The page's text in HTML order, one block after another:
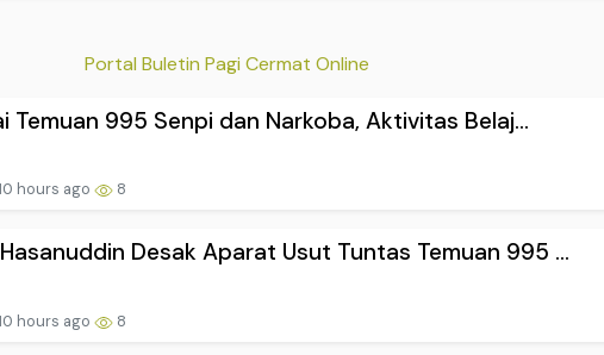
Portal Buletin Pagi Cermat Online
Temuan 995 Senpi dan Narkoba, Aktivitas Belaj...
hours ago 8
Desak Aparat Usut Tuntas Temuan 995 ...
hours ago 8